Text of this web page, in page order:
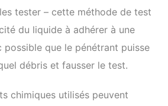
tester – cette méthode de test
du liquide à adhérer à une
possible que le pénétrant puisse
débris et fausser le test.
chimiques utilisés peuvent